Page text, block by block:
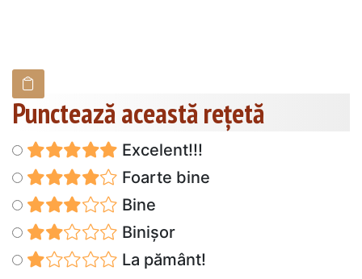
Punctează această reţetă
Excelent!!!
Foarte bine
Bine
Binișor
La pământ!